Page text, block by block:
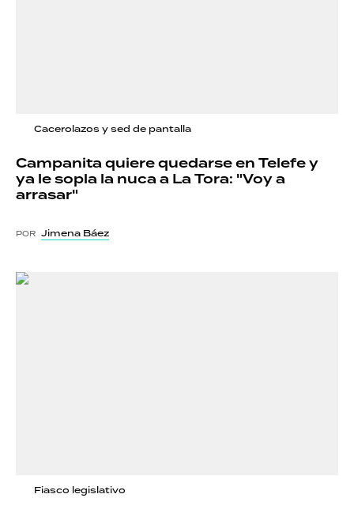
Cacerolazos y sed de pantalla
Campanita quiere quedarse en Telefe y
ya le sopla la nuca a La Tora: "Voy a
arrasar"
POR Jimena Báez
Fiasco legislativo